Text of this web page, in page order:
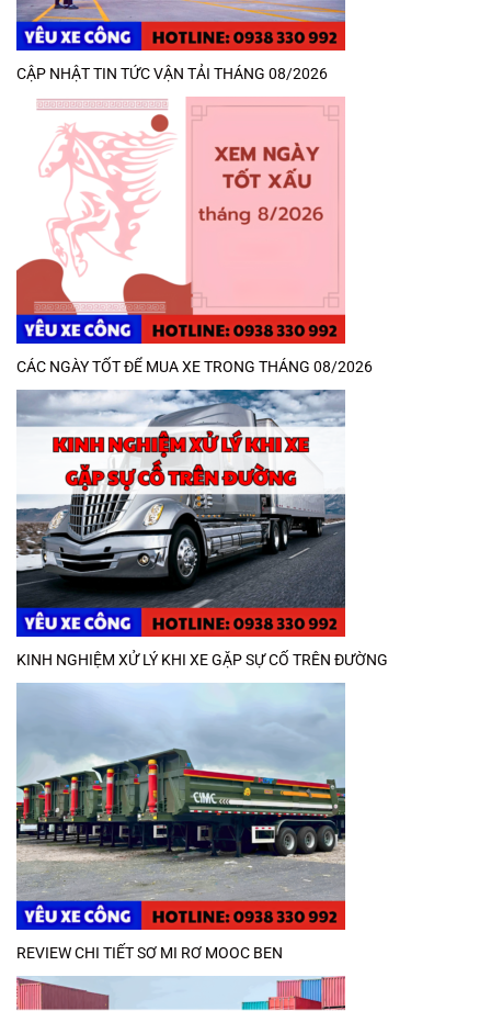
CẬP NHẬT TIN TỨC VẬN TẢI THÁNG 08/2026
CÁC NGÀY TỐT ĐỂ MUA XE TRONG THÁNG 08/2026
KINH NGHIỆM XỬ LÝ KHI XE GẶP SỰ CỐ TRÊN ĐƯỜNG
REVIEW CHI TIẾT SƠ MI RƠ MOOC BEN